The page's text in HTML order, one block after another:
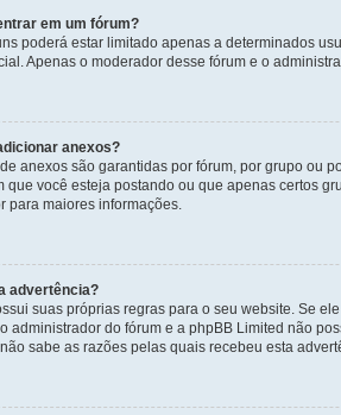
em um fórum?
poderá estar limitado apenas a determinados
Apenas o moderador desse fórum e o
anexos?
anexos são garantidas por fórum, por grupo ou
que você esteja postando ou que apenas certos
para maiores informações.
advertência?
suas próprias regras para o seu website. Se
administrador do fórum e a phpBB Limited não
sabe as razões pelas quais recebeu esta